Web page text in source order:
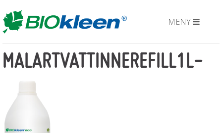
MENY
MALARTVATTINNEREFILL1L-